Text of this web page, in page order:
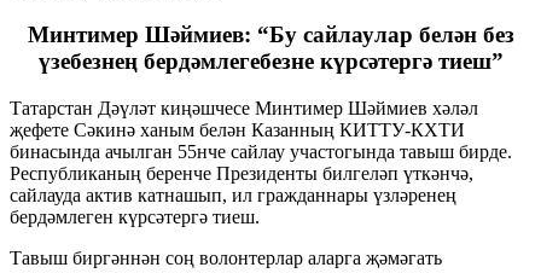
Минтимер Шәймиев: “Бу сайлаулар белән без
үзебезнең бердәмлегебезне күрсәтергә тиеш”
Татарстан Дәүләт киңәшчесе Минтимер Шәймиев хәләл
җефете Сәкинә ханым белән Казанның КИТТУ-КХТИ
бинасында ачылган 55нче сайлау участогында тавыш бирде.
Республиканың беренче Президенты билгеләп үткәнчә,
сайлауда актив катнашып, ил гражданнары үзләренең
бердәмлеген күрсәтергә тиеш.
Тавыш биргәннән соң волонтерлар аларга җәмәгать